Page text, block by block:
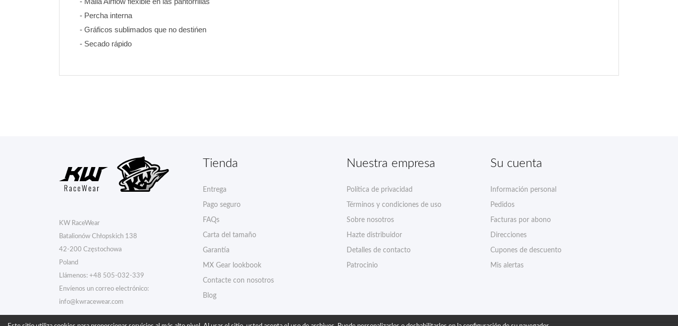
- Percha interna
- Gráficos sublimados que no destińen
- Secado rápido
KW RaceWear
Batalionów Chłopskich 138
42-200 Częstochowa
Poland
Llámenos: +48 505-032-339
Envíenos un correo electrónico:
info@kwracewear.com
Tienda
Entrega
Pago seguro
FAQs
Carta del tamaño
Garantía
MX Gear lookbook
Contacte con nosotros
Blog
Nuestra empresa
Política de privacidad
Términos y condiciones de uso
Sobre nosotros
Hazte distribuidor
Detalles de contacto
Patrocinio
Su cuenta
Información personal
Pedidos
Facturas por abono
Direcciones
Cupones de descuento
Mis alertas